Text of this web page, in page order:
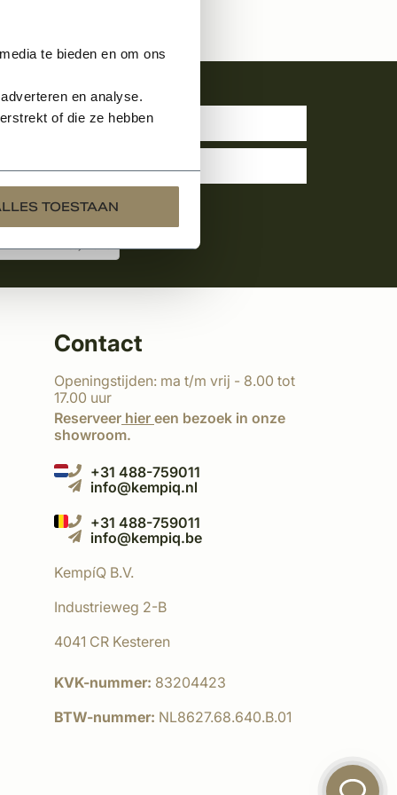
te bieden en om ons
en analyse.
of die ze hebben
TOESTAAN
Contact
Openingstijden: ma t/m vrij - 8.00 tot
17.00 uur
Reserveer hier een bezoek in onze
showroom.
+31 488-759011
info@kempiq.nl
+31 488-759011
info@kempiq.be
KempíQ B.V.
Industrieweg 2-B
4041 CR Kesteren
KVK-nummer: 83204423
BTW-nummer: NL8627.68.640.B.01